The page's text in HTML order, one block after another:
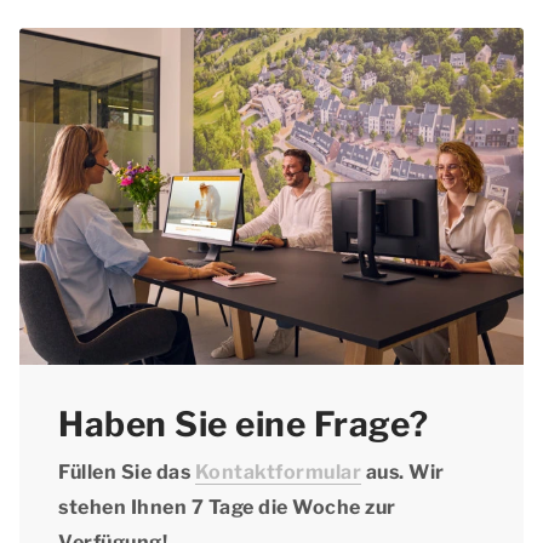
Kontaktzentrum.
unter der von Ihnen gewünschten Unterkunft,
ob Haustiere erlaubt sind. Geben Sie bei der
Reservierung an, dass Sie ein Haustier
mitbringen, und vergessen Sie nicht, den
Haustierzuschlag zu zahlen.
Haben Sie eine Frage?
Füllen Sie das Kontaktformular aus. Wir
stehen Ihnen 7 Tage die Woche zur